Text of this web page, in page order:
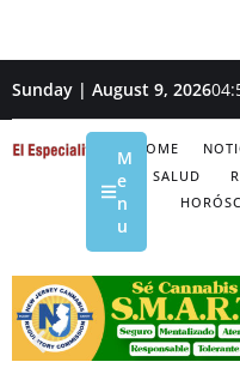
Sunday | August 9, 2026
HOME
SALUD
M
e
n
u